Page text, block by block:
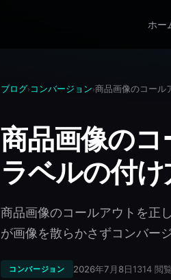
ホー
ブログ› コンバージョン›
商品画像の
ラベルの付け
商品画像のコールアウトを正
が画像を散らかさずコンバー
コンバージョン 2026年7月8日1314 閲覧